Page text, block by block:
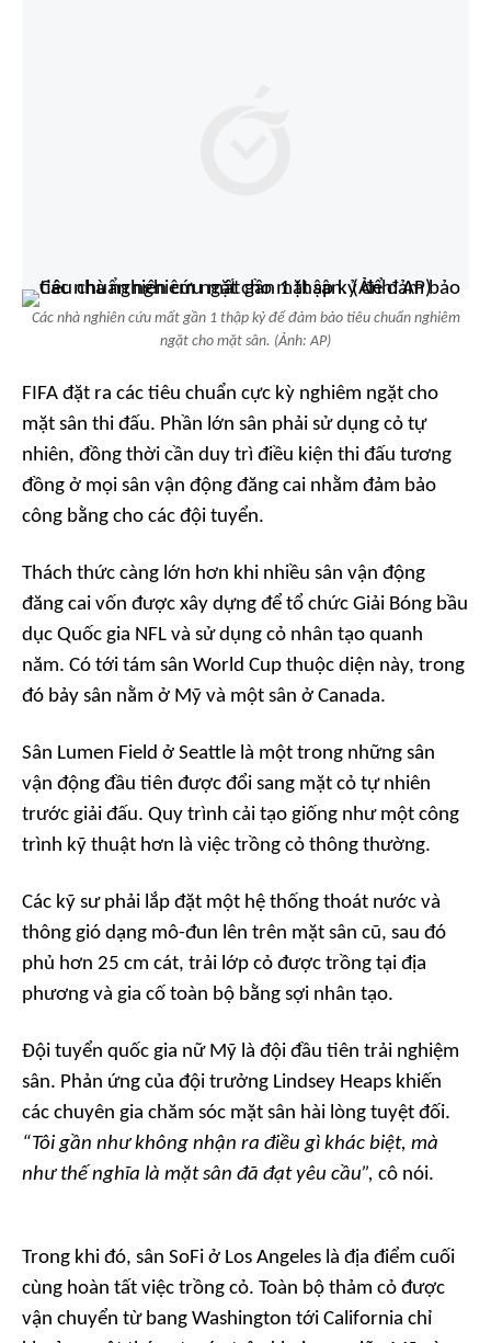
Các nhà nghiên cứu mất gần 1 thập kỷ để đảm bảo tiêu chuẩn nghiêm
ngặt cho mặt sân. (Ảnh: AP)
FIFA đặt ra các tiêu chuẩn cực kỳ nghiêm ngặt cho
mặt sân thi đấu. Phần lớn sân phải sử dụng cỏ tự
nhiên, đồng thời cần duy trì điều kiện thi đấu tương
đồng ở mọi sân vận động đăng cai nhằm đảm bảo
công bằng cho các đội tuyển.
Thách thức càng lớn hơn khi nhiều sân vận động
đăng cai vốn được xây dựng để tổ chức Giải Bóng bầu
dục Quốc gia NFL và sử dụng cỏ nhân tạo quanh
năm. Có tới tám sân World Cup thuộc diện này, trong
đó bảy sân nằm ở Mỹ và một sân ở Canada.
Sân Lumen Field ở Seattle là một trong những sân
vận động đầu tiên được đổi sang mặt cỏ tự nhiên
trước giải đấu. Quy trình cải tạo giống như một công
trình kỹ thuật hơn là việc trồng cỏ thông thường.
Các kỹ sư phải lắp đặt một hệ thống thoát nước và
thông gió dạng mô-đun lên trên mặt sân cũ, sau đó
phủ hơn 25 cm cát, trải lớp cỏ được trồng tại địa
phương và gia cố toàn bộ bằng sợi nhân tạo.
Đội tuyển quốc gia nữ Mỹ là đội đầu tiên trải nghiệm
sân. Phản ứng của đội trưởng Lindsey Heaps khiến
các chuyên gia chăm sóc mặt sân hài lòng tuyệt đối.
“Tôi gần như không nhận ra điều gì khác biệt, mà
như thế nghĩa là mặt sân đã đạt yêu cầu”, cô nói.
Trong khi đó, sân SoFi ở Los Angeles là địa điểm cuối
cùng hoàn tất việc trồng cỏ. Toàn bộ thảm cỏ được
vận chuyển từ bang Washington tới California chỉ